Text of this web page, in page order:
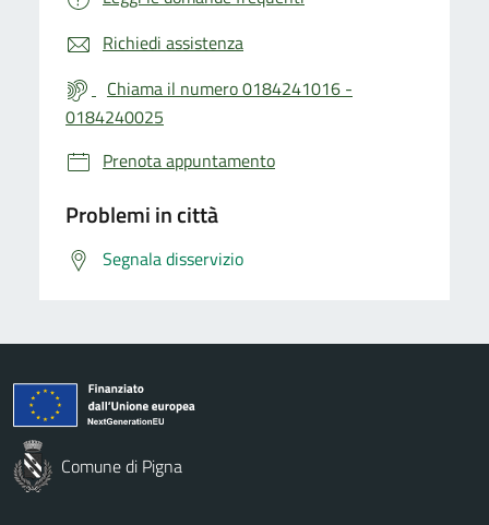
Richiedi assistenza
Chiama il numero 0184241016 -
0184240025
Prenota appuntamento
Problemi in città
Segnala disservizio
Comune di Pigna